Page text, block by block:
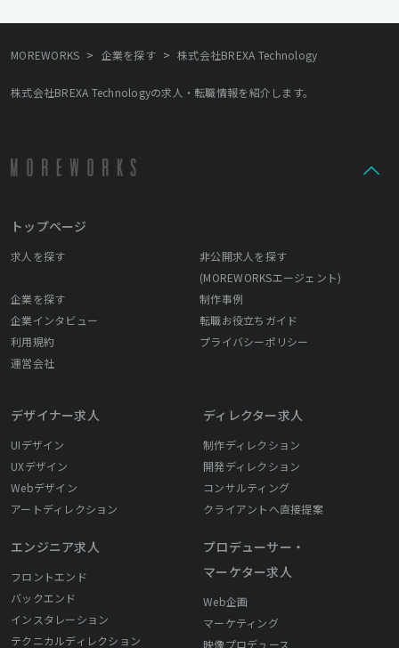
MOREWORKS > 企業を探す > 株式会社BREXA Technology
株式会社BREXA Technologyの求人・転職情報を紹介します。
トップページ
求人を探す
非公開求人を探す
(MOREWORKSエージェント)
企業を探す
制作事例
企業インタビュー
転職お役立ちガイド
利用規約
プライバシーポリシー
運営会社
デザイナー求人
UIデザイン
UXデザイン
Webデザイン
アートディレクション
エンジニア求人
フロントエンド
バックエンド
インスタレーション
テクニカルディレクション
ディレクター求人
制作ディレクション
開発ディレクション
コンサルティング
クライアントへ直接提案
プロデューサー・
マーケター求人
Web企画
マーケティング
映像プロデュース